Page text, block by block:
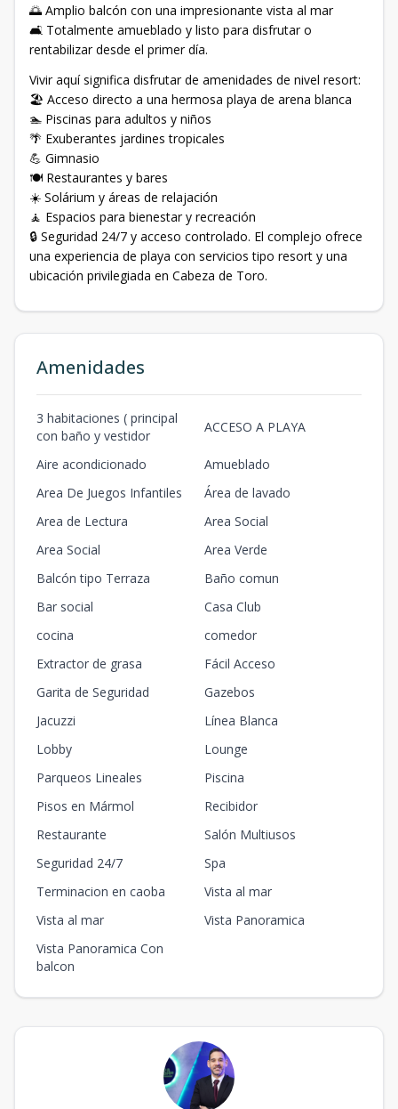
🌅 Amplio balcón con una impresionante vista al mar
🛋️ Totalmente amueblado y listo para disfrutar o
rentabilizar desde el primer día.
Vivir aquí significa disfrutar de amenidades de nivel resort:
🏖️ Acceso directo a una hermosa playa de arena blanca
🏊 Piscinas para adultos y niños
🌴 Exuberantes jardines tropicales
💪 Gimnasio
🍽️ Restaurantes y bares
☀️ Solárium y áreas de relajación
🧘 Espacios para bienestar y recreación
🔒 Seguridad 24/7 y acceso controlado. El complejo ofrece
una experiencia de playa con servicios tipo resort y una
ubicación privilegiada en Cabeza de Toro.
Amenidades
3 habitaciones ( principal
con baño y vestidor
ACCESO A PLAYA
Aire acondicionado
Amueblado
Area De Juegos Infantiles
Área de lavado
Area de Lectura
Area Social
Area Social
Area Verde
Balcón tipo Terraza
Baño comun
Bar social
Casa Club
cocina
comedor
Extractor de grasa
Fácil Acceso
Garita de Seguridad
Gazebos
Jacuzzi
Línea Blanca
Lobby
Lounge
Parqueos Lineales
Piscina
Pisos en Mármol
Recibidor
Restaurante
Salón Multiusos
Seguridad 24/7
Spa
Terminacion en caoba
Vista al mar
Vista al mar
Vista Panoramica
Vista Panoramica Con
balcon